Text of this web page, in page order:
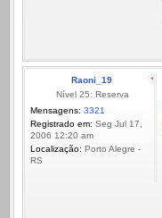
Raoni_19
Nível 25: Reserva
Mensagens: 3321
Registrado em: Seg Jul 17,
2006 12:20 am
Localização: Porto Alegre -
RS